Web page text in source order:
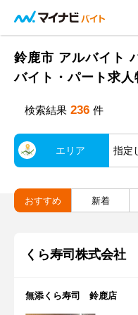
鈴鹿市 アルバイト
バイト・パート求人
検索結果 236 件
エリア 指定
おすすめ 新着
くら寿司株式会社
無添くら寿司 鈴鹿店